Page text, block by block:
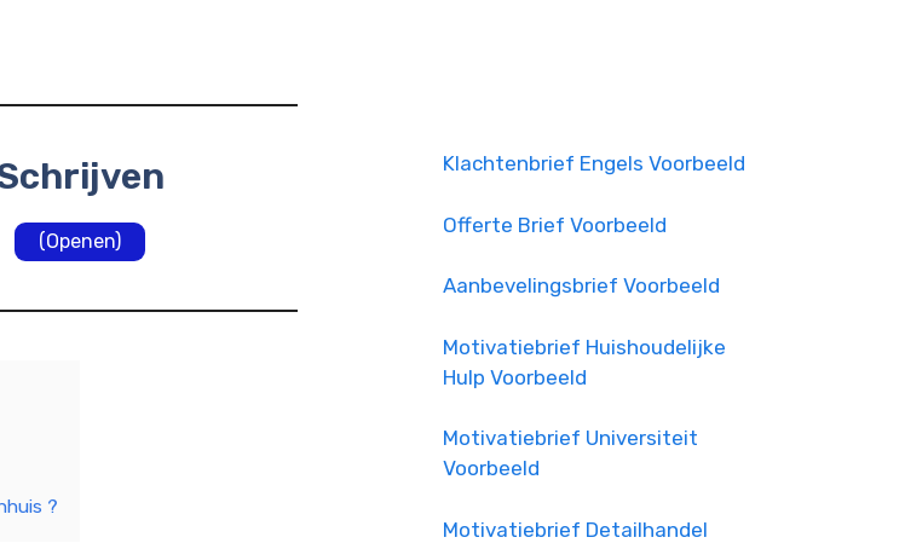
(Openen)
?
Klachtenbrief Engels Voorbeeld
Offerte Brief Voorbeeld
Aanbevelingsbrief Voorbeeld
Motivatiebrief Huishoudelijke
Hulp Voorbeeld
Motivatiebrief Universiteit
Voorbeeld
Motivatiebrief Detailhandel